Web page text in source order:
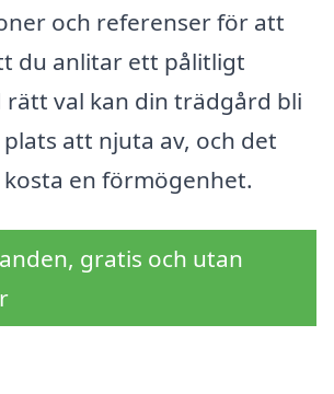
och referenser för att
du anlitar ett pålitligt
val kan din trädgård bli
att njuta av, och det
en förmögenhet.
gratis och utan